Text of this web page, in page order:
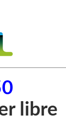
libre